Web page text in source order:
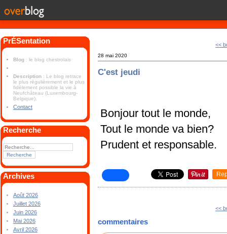
PrÉSentation
Blog : le blog chestrolais
Description : Le blog retrace
le plus régulièrement et le plus
fidèlement possible la vie à
Neufchâteau (Luxembourg-
Belgique).
Contact
Recherche
Archives
Août 2026
Juillet 2026
Juin 2026
Mai 2026
Avril 2026
<<
28 mai 2020
C'est jeudi
Bonjour tout le monde,
Tout le monde va bien?
Prudent et responsable.
<<
commentaires